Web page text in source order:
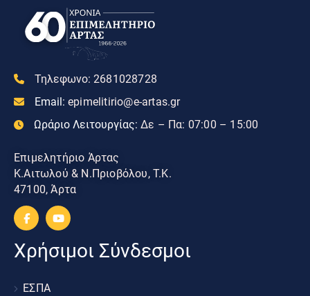
Τηλεφωνο: 2681028728
Email: epimelitirio@e-artas.gr
Ωράριο Λειτουργίας: Δε – Πα: 07:00 – 15:00
Επιμελητήριο Άρτας
Κ.Αιτωλού & Ν.Πριοβόλου, Τ.Κ.
47100, Άρτα
Χρήσιμοι Σύνδεσμοι
ΕΣΠΑ